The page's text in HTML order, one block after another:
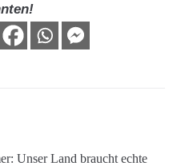
Unser Land braucht echte